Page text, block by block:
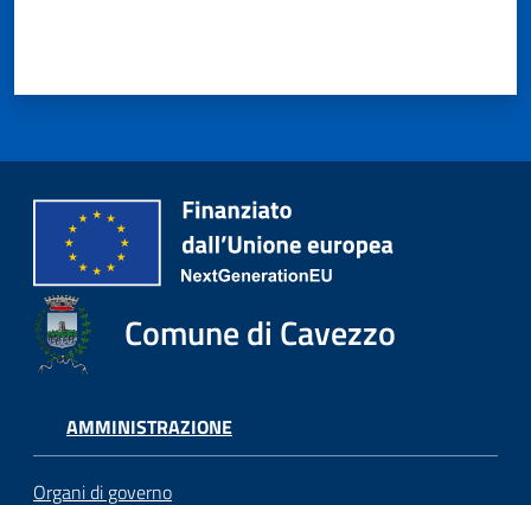
Comune di Cavezzo
AMMINISTRAZIONE
Organi di governo